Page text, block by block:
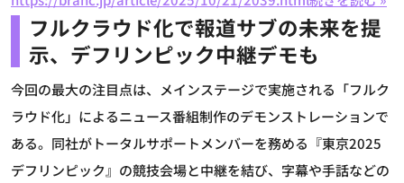
フルクラウド化で報道サブの未来を提
示、デフリンピック中継デモも
今回の最大の注目点は、メインステージで実施される「フルク
ラウド化」によるニュース番組制作のデモンストレーションで
ある。同社がトータルサポートメンバーを務める『東京2025
デフリンピック』の競技会場と中継を結び、字幕や手話などの